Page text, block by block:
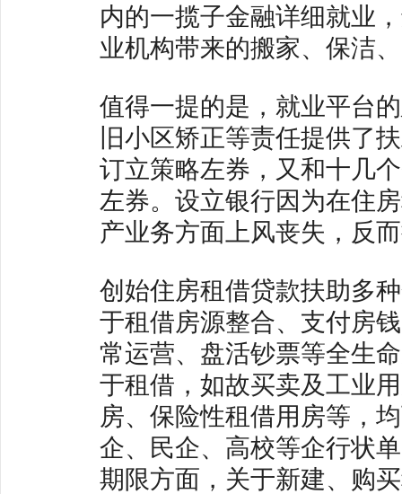
内的一揽子金融详细就业
业机构带来的搬家、保洁
值得一提的是，就业平台
旧小区矫正等责任提供了
订立策略左券，又和十几
左券。设立银行因为在住
产业务方面上风丧失，反
创始住房租借贷款扶助多
于租借房源整合、支付房
常运营、盘活钞票等全生
于租借，如故买卖及工业
房、保险性租借用房等，
企、民企、高校等企行状
期限方面，关于新建、购